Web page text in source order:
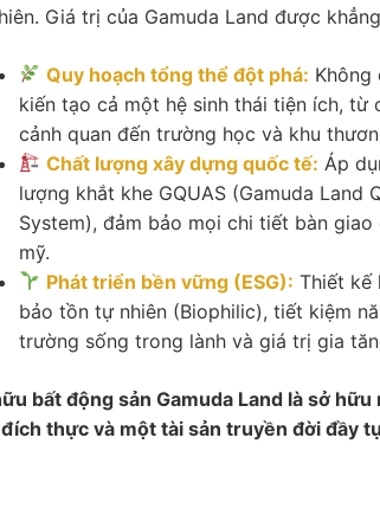
Giá trị của Gamuda Land được
Quy hoạch tổng thể đột phá: Không
kiến tạo cả một hệ sinh thái tiện ích, từ
cảnh quan đến trường học và khu
Chất lượng xây dựng quốc tế: Áp
lượng khắt khe GQUAS (Gamuda Land
System), đảm bảo mọi chi tiết bàn
mỹ.
Phát triển bền vững (ESG): Thiết kế
bảo tồn tự nhiên (Biophilic), tiết kiệm
trường sống trong lành và giá trị gia
bất động sản Gamuda Land là sở
thực và một tài sản truyền đời đầy